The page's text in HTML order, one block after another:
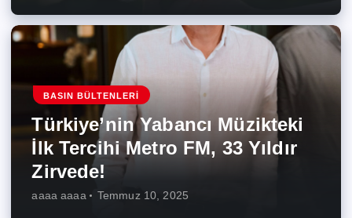
BASIN BÜLTENLERI
Türkiye’nin Yabancı Müzikteki
İlk Tercihi Metro FM, 33 Yıldır
Zirvede!
aaaa aaaa Temmuz 10, 2025